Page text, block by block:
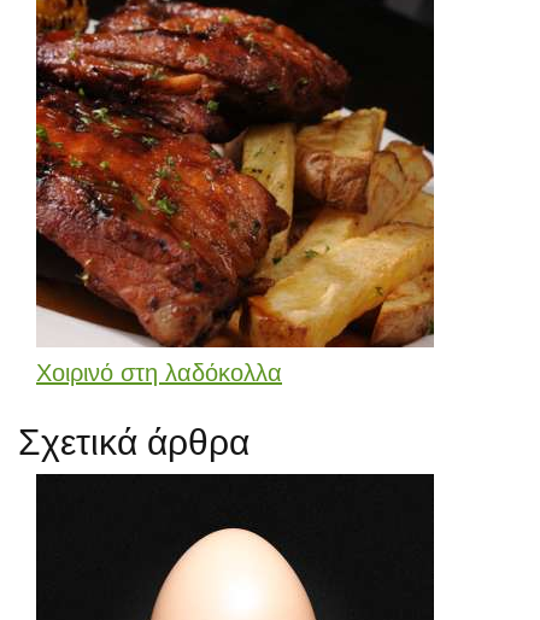
Χοιρινό στη λαδόκολλα
Σχετικά άρθρα